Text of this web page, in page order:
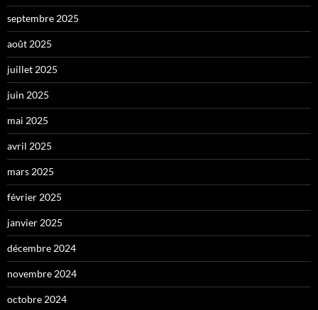
septembre 2025
août 2025
juillet 2025
juin 2025
mai 2025
avril 2025
mars 2025
février 2025
janvier 2025
décembre 2024
novembre 2024
octobre 2024